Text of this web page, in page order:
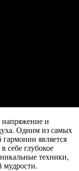
и
Одним из самых
является
себе глубокое
техники,
мудрости.